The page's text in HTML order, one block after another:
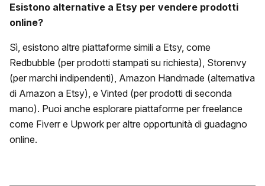
Esistono alternative a Etsy per vendere prodotti
online?
Sì, esistono altre piattaforme simili a Etsy, come
Redbubble (per prodotti stampati su richiesta), Storenvy
(per marchi indipendenti), Amazon Handmade (alternativa
di Amazon a Etsy), e Vinted (per prodotti di seconda
mano). Puoi anche esplorare piattaforme per freelance
come Fiverr e Upwork per altre opportunità di guadagno
online.